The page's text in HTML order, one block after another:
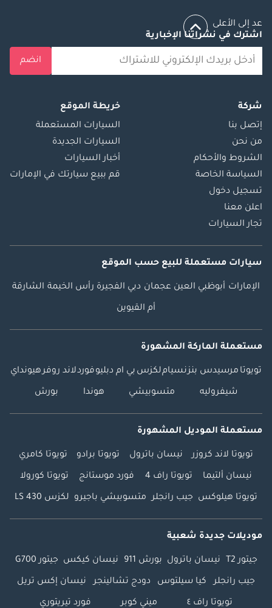
عد إلى الأعلى
اشترك في نشراتنا الإخبارية
انضم
شركة
إتصل بنا
من نحن
الشروط والأحكام
السياسة الخاصة
تسجيل دخول
اعلن معنا
تجار السيارات
خريطة الموقع
السيارات المستعملة
السيارات الجديدة
أخبار السيارات
قم ببيع سيارتك في الإمارات
سيارات مستعملة للبيع حسب الموقع
الإمارات أبوظبي العين عجمان دبي الفجيرة رأس الخيمة الشارقة
أم القيوين
مستعملة الماركة المشهورة
تويوتا مرسيدس بنزنسياملكزس بي ام دبليوفوردلاند روفرهيونداي
شيفروليه متسوبيشي هوندا بورش
مستعملة الموديل المشهورة
تويوتا لاند كروزر نيسان باترول تويوتا برادو تويوتا كامري
نيسان ألتيما تويوتا راف 4 فورد موستانج تويوتا كورولا
تويوتا هيلوكس جيب رانجلر متسوبيشي باجيرو لكزس LS 430
موديلات جديدة شعبية
جيتور T2 نيسان باترول بورش 911 نيسان كيكس جيتور G700
جيب رانجلر كيا سيلتوس دودج تشالينجر نيسان إكس تريل
تويوتا راف ٤ ميني كوبر فورد تيريتوري